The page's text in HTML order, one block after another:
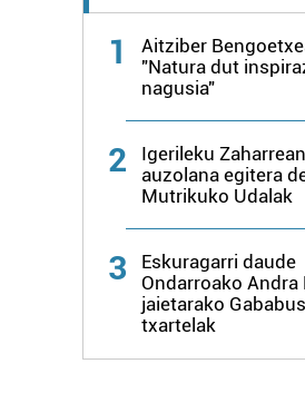
1
Aitziber
"Natura dut
nagusia"
2
Igerileku Zaharrean
auzolana egitera
Mutrikuko Udalak
3
Eskuragarri daude
Ondarroako Andra
jaietarako
txartelak